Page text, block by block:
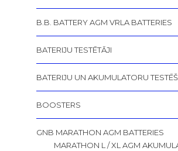
B.B. BATTERY AGM VRLA BATTERIES
BATERIJU TESTĒTĀJI
BATERIJU UN AKUMULATORU
BOOSTERS
GNB MARATHON AGM BATTERIES
MARATHON L / XL AGM